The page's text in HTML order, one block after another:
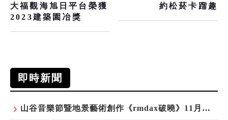
大福觀海旭日平台榮獲
2023建築園冶獎
約松菸卡蹓趣
即時新聞
山谷音樂節暨地景藝術創作《rmdax破曉》11月花蓮銅門登場